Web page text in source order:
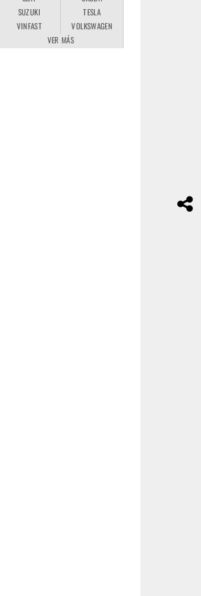
SUZUKI
TESLA
VINFAST
VOLKSWAGEN
VER MÁS